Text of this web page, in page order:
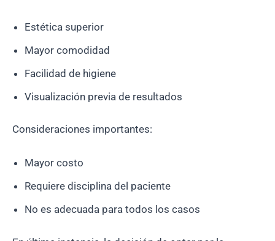
Estética superior
Mayor comodidad
Facilidad de higiene
Visualización previa de resultados
Consideraciones importantes:
Mayor costo
Requiere disciplina del paciente
No es adecuada para todos los casos